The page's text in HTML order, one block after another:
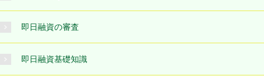
即日融資の審査
即日融資基礎知識